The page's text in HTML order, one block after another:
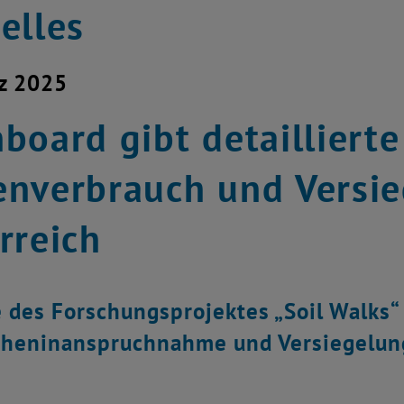
2025
gibt
und
des Forschungsprojektes „Soil
und